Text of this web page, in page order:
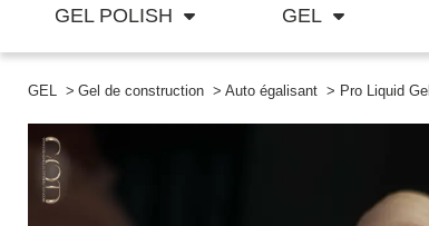
GEL POLISH GEL
GEL Gel de construction Auto égalisant Pro Liquid Gel